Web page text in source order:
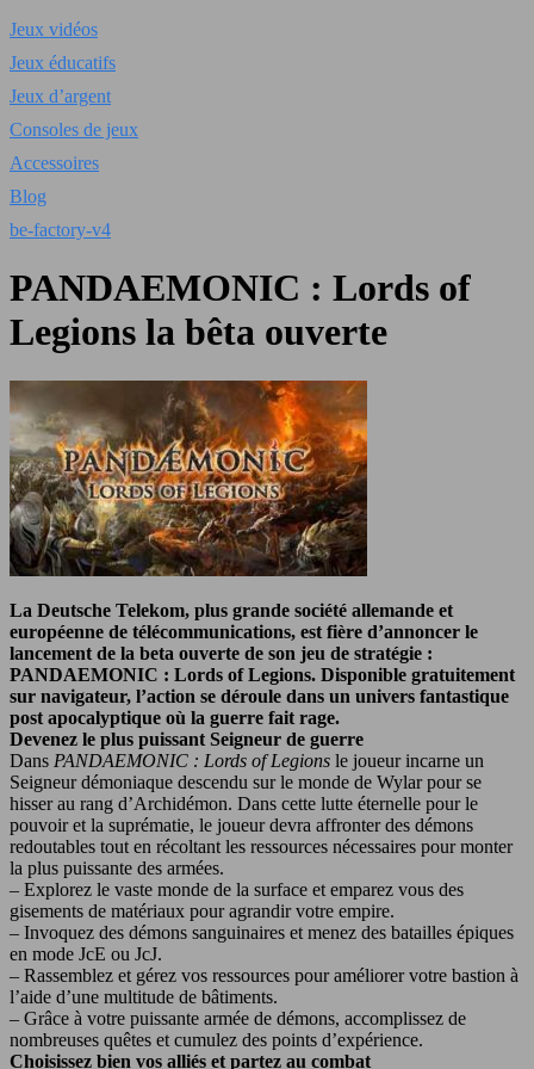
Jeux vidéos
Jeux éducatifs
Jeux d’argent
Consoles de jeux
Accessoires
Blog
be-factory-v4
PANDAEMONIC : Lords of
Legions la bêta ouverte
La Deutsche Telekom, plus grande société allemande et
européenne de télécommunications, est fière d’annoncer le
lancement de la beta ouverte de son jeu de stratégie :
PANDAEMONIC : Lords of Legions. Disponible gratuitement
sur navigateur, l’action se déroule dans un univers fantastique
post apocalyptique où la guerre fait rage.
Devenez le plus puissant Seigneur de guerre
Dans PANDAEMONIC : Lords of Legions le joueur incarne un
Seigneur démoniaque descendu sur le monde de Wylar pour se
hisser au rang d’Archidémon. Dans cette lutte éternelle pour le
pouvoir et la suprématie, le joueur devra affronter des démons
redoutables tout en récoltant les ressources nécessaires pour monter
la plus puissante des armées.
– Explorez le vaste monde de la surface et emparez vous des
gisements de matériaux pour agrandir votre empire.
– Invoquez des démons sanguinaires et menez des batailles épiques
en mode JcE ou JcJ.
– Rassemblez et gérez vos ressources pour améliorer votre bastion à
l’aide d’une multitude de bâtiments.
– Grâce à votre puissante armée de démons, accomplissez de
nombreuses quêtes et cumulez des points d’expérience.
Choisissez bien vos alliés et partez au combat